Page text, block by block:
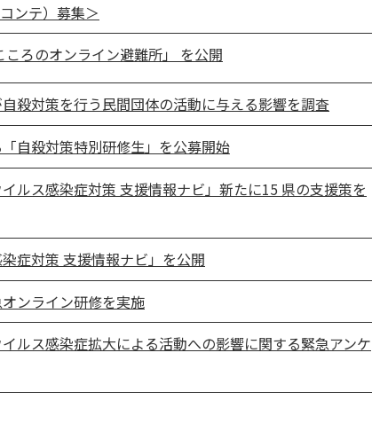
ンテ）募集＞
ろのオンライン避難所」 を公開
殺対策を行う民間団体の活動に与える影響を調査
自殺対策特別研修生」を公募開始
ルス感染症対策 支援情報ナビ」新たに15 県の支援策を
症対策 支援情報ナビ」を公開
ンライン研修を実施
ルス感染症拡大による活動への影響に関する緊急アンケ